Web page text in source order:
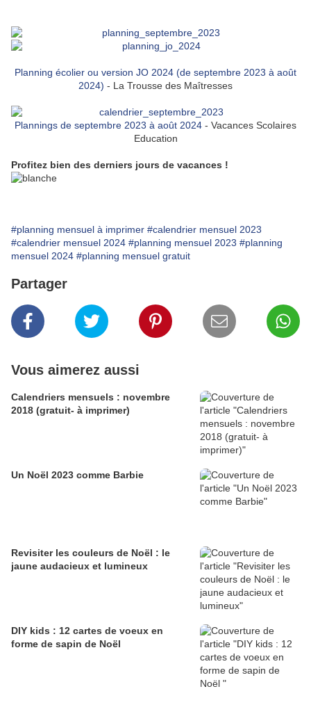
Planning écolier ou version JO 2024 (de septembre 2023 à août
2024) - La Trousse des Maîtresses
Plannings de septembre 2023 à août 2024 - Vacances Scolaires
Education
Profitez bien des derniers jours de vacances !
#planning mensuel à imprimer #calendrier mensuel 2023
#calendrier mensuel 2024 #planning mensuel 2023 #planning
mensuel 2024 #planning mensuel gratuit
Partager
Vous aimerez aussi
Calendriers mensuels : novembre
2018 (gratuit- à imprimer)
Un Noël 2023 comme Barbie
Revisiter les couleurs de Noël : le
jaune audacieux et lumineux
DIY kids : 12 cartes de voeux en
forme de sapin de Noël